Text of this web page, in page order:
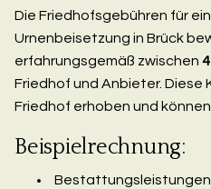
Die Friedhofsgebühren für
Urnenbeisetzung in Brück
erfahrungsgemäß zwischen
Friedhof und Anbieter. Diese
Friedhof erhoben und
Beispielrechnung:
Bestattungsleistungen: